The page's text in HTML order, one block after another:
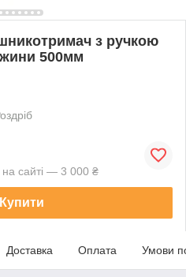
з ручкою
500мм
сайті — 3 000 ₴
Купити
Доставка Оплата Умови